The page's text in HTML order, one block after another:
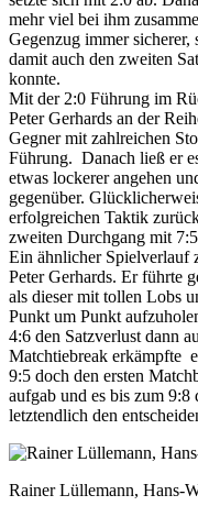
mehr viel bei ihm
Gegenzug immer sicherer,
damit auch den zweiten
konnte.
Mit der 2:0 Führung im
Peter Gerhards an der
Gegner mit zahlreichen
Führung. Danach ließ er
etwas lockerer angehen
gegenüber.
erfolgreichen Taktik
zweiten Durchgang mit
Ein ähnlicher Spielverlauf
Peter Gerhards. Er führte
als dieser mit tollen Lobs
Punkt um Punkt
4:6 den Satzverlust dann
Matchtiebreak erkämpfte
9:5 doch den ersten
aufgab und es bis zum 9:8
letztendlich den
Rainer Lüllemann, Hans-